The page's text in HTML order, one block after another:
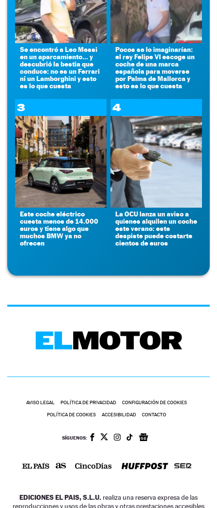
Se encontró a Leo Messi
en un aparcamiento... y
descubrió la bestia que
conduce: no es un Ferrari
ni un Lamborghini y esto
es lo que cuesta
Pocos se lo imaginarían:
el rey Felipe VI escoge un
coche de una marca
española para moverse
por Palma de Mallorca y
esto es lo que cuesta
3
Este coche eléctrico
cuesta menos de 14.000
euros y tiene algo que
muchos BMW ya no
ofrecen
4
La OCU lanza un aviso a
quienes alquilen un coche
este verano: este
despiste puede costarte
cientos de euros
AVISO LEGAL POLÍTICA DE PRIVACIDAD CONFIGURACIÓN DE COOKIES
POLÍTICA DE COOKIES ACCESIBILIDAD CONTACTO
SÍGUENOS:
EDICIONES EL PAIS, S.L.U. realiza una reserva expresa de las
reproducciones y usos de las obras y otras prestaciones accesibles